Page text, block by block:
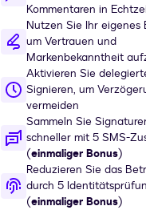
Kommentaren in
Nutzen Sie Ihr eigenes
um Vertrauen und
Markenbekanntheit
Aktivieren Sie
Signieren, um
vermeiden
Sammeln Sie
schneller mit 5 SMS-
(einmaliger Bonus)
Reduzieren Sie das
durch 5
(einmaliger Bonus)